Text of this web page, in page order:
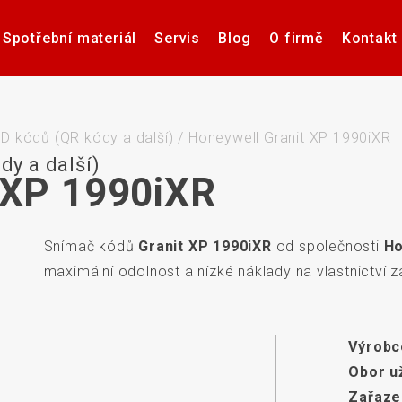
Spotřební materiál Servis Blog O firmě Kontakt
Aplikátory etiket Systémy
kódů (QR kódy a další) / Honeywell Granit XP 1990iXR
a další)
1990iXR
Snímač kódů Granit XP 1990iXR od společnosti
maximální odolnost a nízké náklady na vlastnictví
Obor